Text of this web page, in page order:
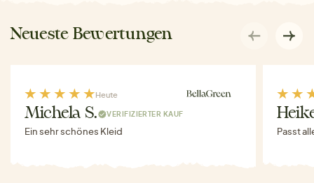
Neueste Bewertungen
Heute
Michela S. VERIFIZIERTER KAUF
Ein sehr schönes Kleid Passt